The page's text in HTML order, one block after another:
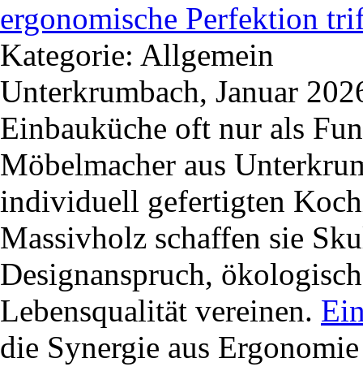
ergonomische Perfektion
Kategorie: Allgemein
Unterkrumbach, Januar
Einbauküche oft nur als
Möbelmacher aus
individuell gefertigten
Massivholz schaffen sie
Designanspruch,
Lebensqualität vereinen.
die Synergie aus